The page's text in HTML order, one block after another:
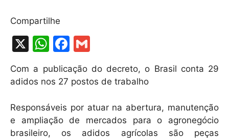
Compartilhe
X
W
h
at
A
p
F
c
e
b
o
m
ai
Com a publicação do decreto, o Brasil conta 29
adidos nos 27 postos de trabalho
Responsáveis por atuar na abertura, manutenção
e ampliação de mercados para o agronegócio
brasileiro, os adidos agrícolas são peças